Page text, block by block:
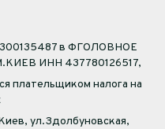
в ФГОЛОВНОЕ
ИНН 437780126517,
плательщиком налога на
ул.Здолбуновская,